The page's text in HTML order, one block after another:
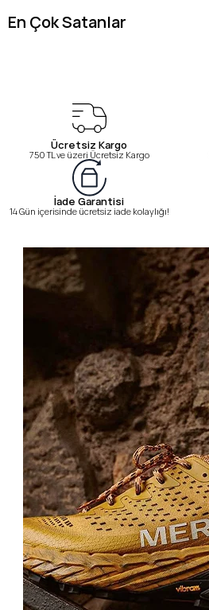
En Çok Satanlar
Ücretsiz Kargo
750 TL ve üzeri Ücretsiz Kargo
İade Garantisi
14 Gün içerisinde ücretsiz iade kolaylığı!